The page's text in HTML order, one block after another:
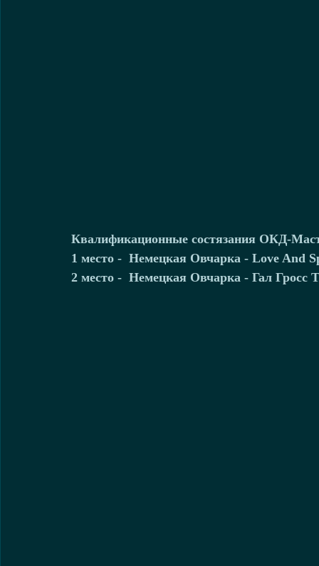
Квалификационные состязания ОКД-
1 место -  Немецкая Овчарка - Love And
2 место -  Немецкая Овчарка - Гал